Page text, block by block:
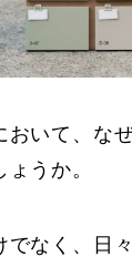
おいて、な
うか。
でなく、日